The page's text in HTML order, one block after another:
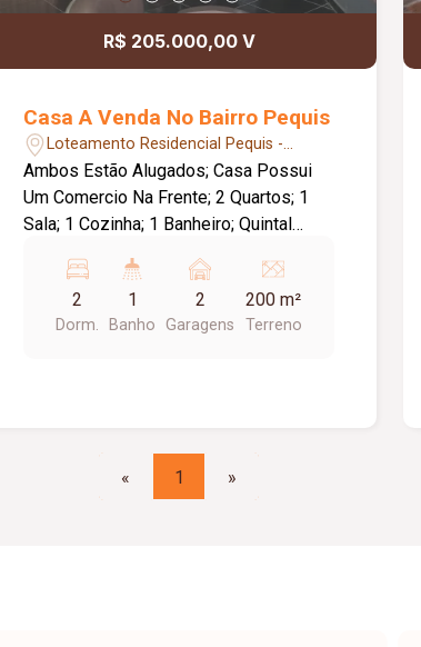
R$ 205.000,00 V
Casa A Venda No Bairro Pequis
Loteamento Residencial Pequis -
Uberlândia/MG
Ambos Estão Alugados; Casa Possui
Um Comercio Na Frente; 2 Quartos; 1
Sala; 1 Cozinha; 1 Banheiro; Quintal
2
Dorm.
1
Banho
2
Garagens
200 m²
Terreno
« 1 »